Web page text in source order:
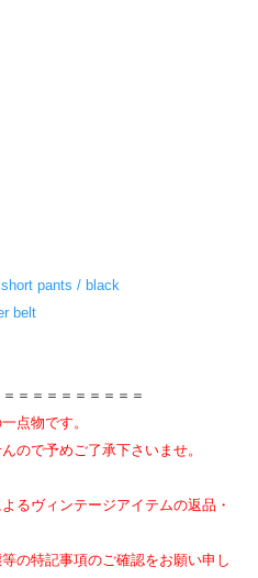
pants / black
belt
＝＝＝＝＝＝＝＝＝
点物です。
ので予めご了承下さいませ。
るヴィンテージアイテムの返品・
の特記事項のご確認をお願い申し